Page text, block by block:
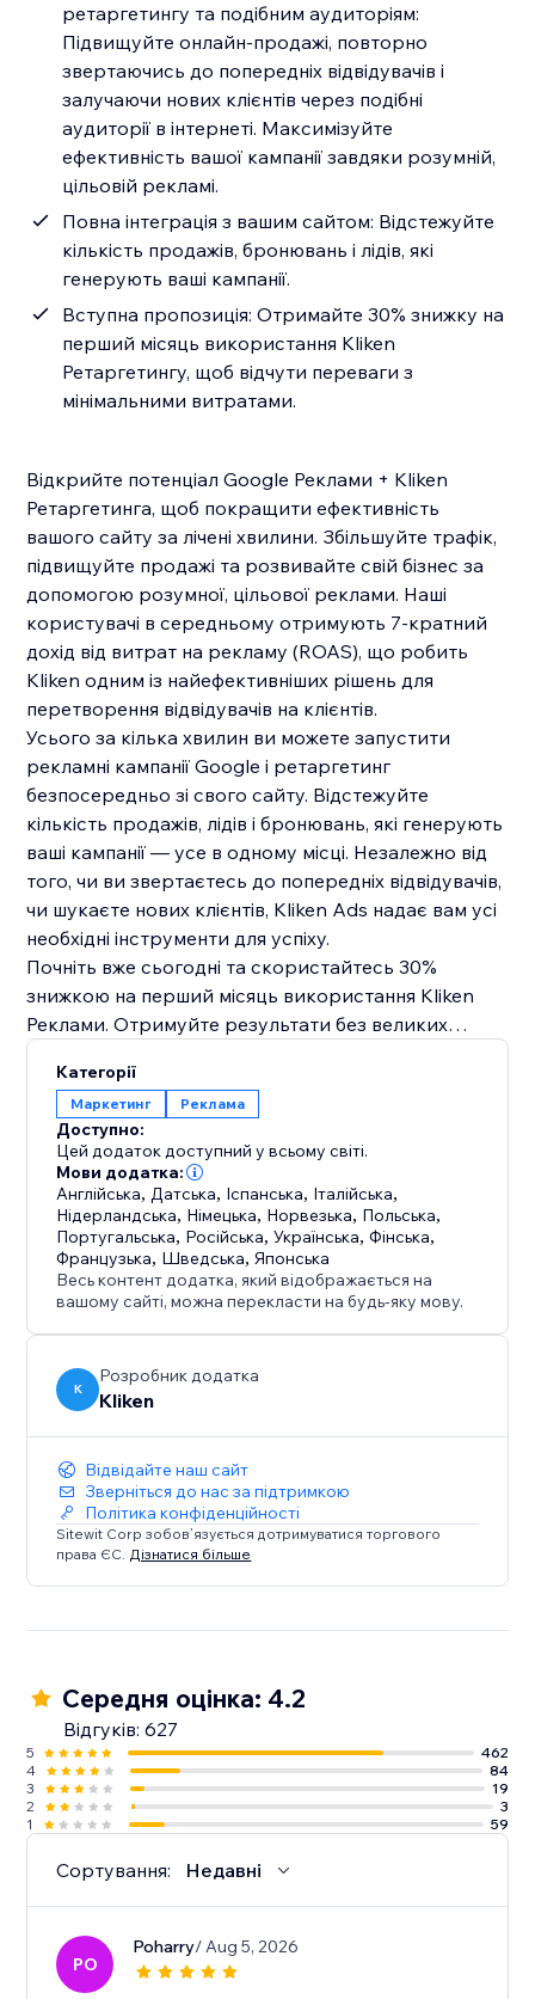
ретаргетингу та подібним аудиторіям:
Підвищуйте онлайн-продажі, повторно
звертаючись до попередніх відвідувачів і
залучаючи нових клієнтів через подібні
аудиторії в інтернеті. Максимізуйте
ефективність вашої кампанії завдяки розумній,
цільовій рекламі.
Повна інтеграція з вашим сайтом: Відстежуйте
кількість продажів, бронювань і лідів, які
генерують ваші кампанії.
Вступна пропозиція: Отримайте 30% знижку на
перший місяць використання Kliken
Ретаргетингу, щоб відчути переваги з
мінімальними витратами.
Відкрийте потенціал Google Реклами + Kliken
Ретаргетинга, щоб покращити ефективність
вашого сайту за лічені хвилини. Збільшуйте трафік,
підвищуйте продажі та розвивайте свій бізнес за
допомогою розумної, цільової реклами. Наші
користувачі в середньому отримують 7-кратний
дохід від витрат на рекламу (ROAS), що робить
Kliken одним із найефективніших рішень для
перетворення відвідувачів на клієнтів.
Усього за кілька хвилин ви можете запустити
рекламні кампанії Google і ретаргетинг
безпосередньо зі свого сайту. Відстежуйте
кількість продажів, лідів і бронювань, які генерують
ваші кампанії — усе в одному місці. Незалежно від
того, чи ви звертаєтесь до попередніх відвідувачів,
чи шукаєте нових клієнтів, Kliken Ads надає вам усі
необхідні інструменти для успіху.
Почніть вже сьогодні та скористайтесь 30%
знижкою на перший місяць використання Kliken
Реклами. Отримуйте результати без великих
Переваги:
- Генеруйте більше продажів у своєму магазині
- Збільшуйте кількість бронювань
- Залучайте більше лідів
- Повна інтеграція з вашим сайтом. Створюйте та
керуйте кампаніями безпосередньо з нашого
додатку.
- Прозорі результати.
Категорії
Маркетинг Реклама
Доступно:
Цей додаток доступний у всьому світі.
Мови додатка:
Англійська, Датська, Іспанська, Італійська,
Нідерландська, Німецька, Норвезька, Польська,
Португальська, Російська,Українська,Фінська,
Французька, Шведська,Японська
Весь контент додатка, який відображається на
вашому сайті, можна перекласти на будь-яку мову.
K
Розробник додатка
Kliken
Відвідайте наш сайт
Зверніться до нас за підтримкою
Політика конфіденційності
Sitewit Corp зобов’язується дотримуватися торгового
права ЄС. Дізнатися більше
Середня оцінка: 4.2
Відгуків: 627
5
462
4
84
3
19
2
3
1
59
Сортування: Недавні
PO
Poharry/ Aug 5, 2026